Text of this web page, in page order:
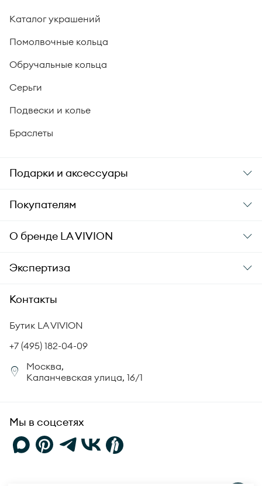
Каталог украшений
Помолвочные кольца
Обручальные кольца
Серьги
Подвески и колье
Браслеты
Подарки и аксессуары
Подарки
Уход за украшениями
Аксессуары
Покупателям
Заказ и оплата
Гарантия подлинности
Комплект документов
Политика возврата
Сертификация бриллиантов
Юридическая информация
О бренде LA VIVION
О компании
СМИ о нас
Корпоративный портал
Экспертиза
Академия LA VIVION
Статьи
Контакты
Бутик LA VIVION
+7 (495) 182-04-09
Москва,
Каланчевская улица, 16/1
Мы в соцсетях